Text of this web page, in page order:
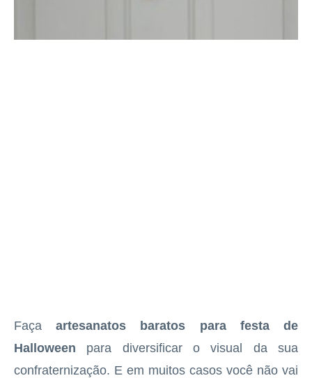
Façaartesanatos baratos para festa de
Halloween para diversificar o visual da sua
confraternização. E em muitos casos você não vai